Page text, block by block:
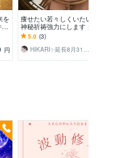
を
円
痩せたい若々しくいたい方必見の
神秘祈祷強力にします ダイエッ
ト 体型 食事制限なし↑運動一
切なし↑理想の姿へ導く
5.0 (3)
HIKARI✨延長8月31日まで破格値引